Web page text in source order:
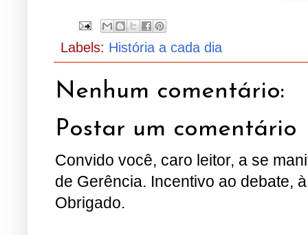
Labels: História a cada dia
Nenhum comentário:
Postar um comentário
Convido você, caro leitor, a se
de Gerência. Incentivo ao debate,
Obrigado.